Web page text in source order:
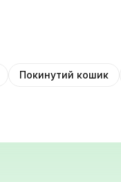
Покинутий кошик